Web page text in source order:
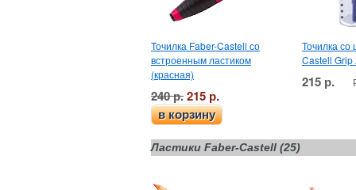
Точилка Faber-Castell со
встроенным ластиком
(красная)
240 р.215 р.
в корзину
Точилка со
Castell Grip
215 р.
Ластики Faber-Castell (25)